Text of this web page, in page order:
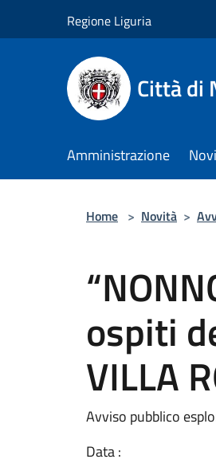
Regione Liguria
Città di
Amministrazione
Home > Novità >
ospiti
VILLA
Avviso pubblico
Data :